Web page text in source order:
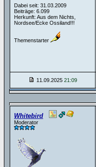
Dabei seit: 31.03.2009
Beiträge: 6.099
Herkunft: Aus dem Nichts,
Nordsee/Ecke Ossiland!!!
Themenstarter
11.09.2025 21:09
Whitebird
Moderator